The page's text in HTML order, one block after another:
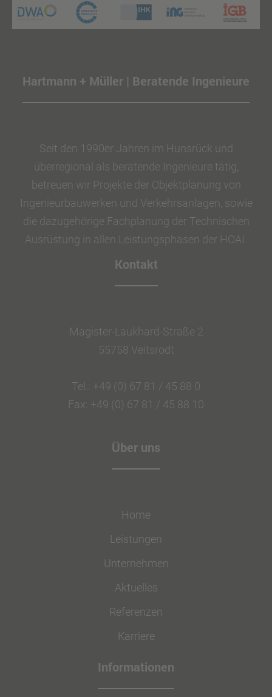
Hartmann + Müller | Beratende Ingenieure
Seit den 1990er Jahren im Hunsrück und
überregional als beratende Ingenieure tätig,
betreuen wir Projekte der Objektplanung von
Ingenieurbauwerken und Verkehrsanlagen, sowie
die dazugehörige Fachplanung der Technischen
Ausrüstung in allen Leistungsphasen der HOAI.
Kontakt
Magister-Laukhard-Straße 2
55758 Veitsrodt
Tel.: +49 (0) 67 81 / 45 88 0
Fax: +49 (0) 67 81 / 45 88 10
Über uns
Home
Leistungen
Unternehmen
Aktuelles
Referenzen
Karriere